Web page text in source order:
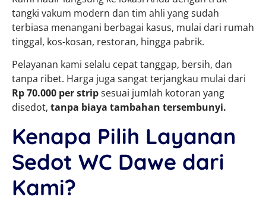
tangki vakum modern dan tim ahli yang sudah
terbiasa menangani berbagai kasus, mulai dari rumah
tinggal, kos-kosan, restoran, hingga pabrik.
Pelayanan kami selalu cepat tanggap, bersih, dan
tanpa ribet. Harga juga sangat terjangkau mulai dari
Rp 70.000 per stripsesuai jumlah kotoran yang
disedot, tanpa biaya tambahan tersembunyi.
Kenapa Pilih Layanan
Sedot WC Dawe dari
Kami?